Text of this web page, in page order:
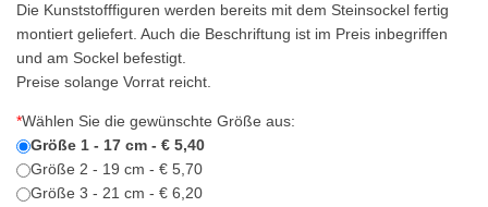
Die Kunststofffiguren werden bereits mit dem Steinsockel fertig
montiert geliefert. Auch die Beschriftung ist im Preis inbegriffen
und am Sockel befestigt.
Preise solange Vorrat reicht.
*Wählen Sie die gewünschte Größe aus:
Größe 1 - 17 cm - € 5,40
Größe 2 - 19 cm - € 5,70
Größe 3 - 21 cm - € 6,20